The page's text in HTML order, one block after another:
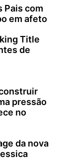
Pais com
em afeto
Title
de
pressão
no
da nova